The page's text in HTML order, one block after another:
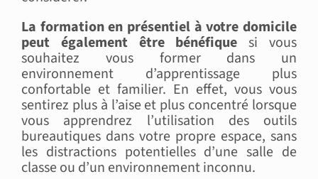
La formation en présentiel à votre domicile
peut également être bénéfique si vous
souhaitez vous former dans un
environnement d’apprentissage plus
confortable et familier. En effet, vous vous
sentirez plus à l’aise et plus concentré lorsque
vous apprendrez l’utilisation des outils
bureautiques dans votre propre espace, sans
les distractions potentielles d’une salle de
classe ou d’un environnement inconnu.